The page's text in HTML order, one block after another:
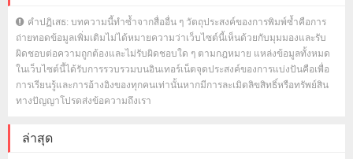
คำปฏิเสธ: บทความนี้ทำซ้ำจากสื่ออื่น ๆ วัตถุประสงค์ของการพิมพ์ซ้ำคือการ
ถ่ายทอดข้อมูลเพิ่มเติมไม่ได้หมายความว่าเว็บไซต์นี้เห็นด้วยกับมุมมองและรับ
ผิดชอบต่อความถูกต้องและไม่รับผิดชอบใด ๆ ตามกฎหมาย แหล่งข้อมูลทั้งหมด
ในเว็บไซต์นี้ได้รับการรวบรวมบนอินเทอร์เน็ตจุดประสงค์ของการแบ่งปันคือเพื่อ
การเรียนรู้และการอ้างอิงของทุกคนเท่านั้นหากมีการละเมิดลิขสิทธิ์หรือทรัพย์สิน
ทางปัญญาโปรดส่งข้อความถึงเรา
ล่าสุด